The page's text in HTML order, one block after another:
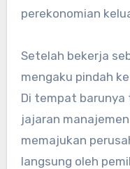
perekonomian
Setelah bekerja
mengaku pindah
Di tempat barunya
jajaran
memajukan
langsung oleh